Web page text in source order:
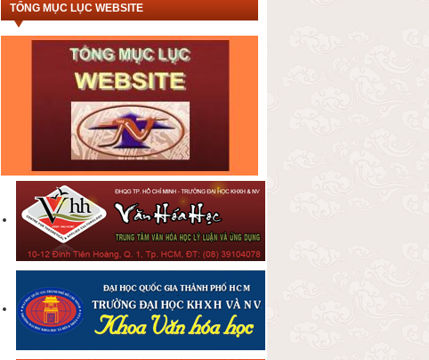
TỔNG MỤC LỤC WEBSITE